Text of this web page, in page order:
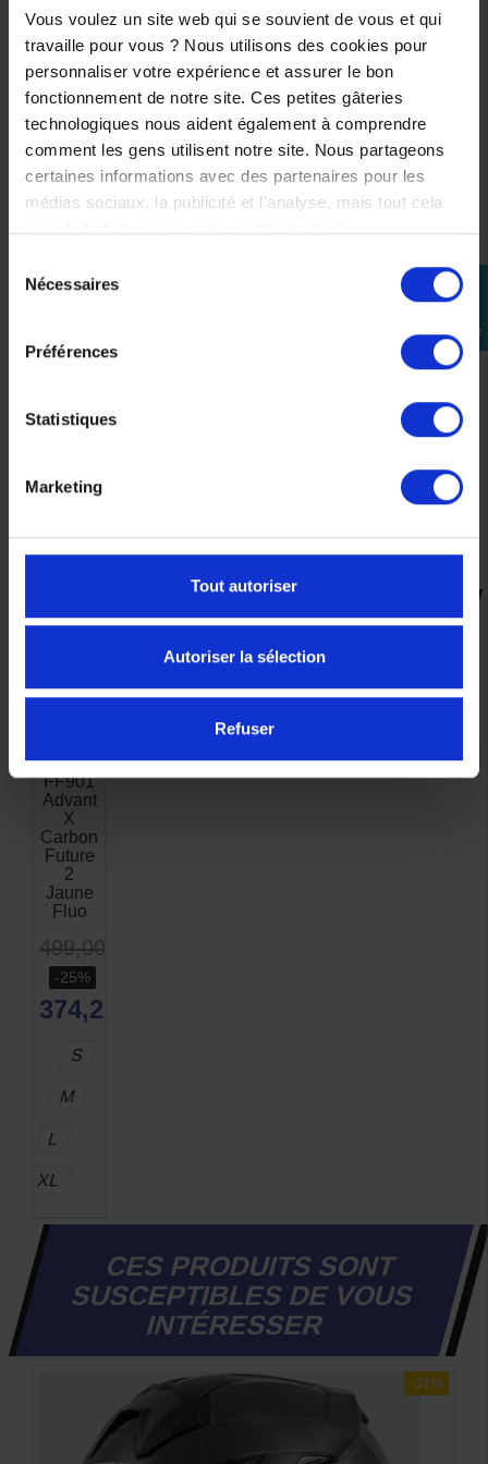
Vous voulez un site web qui se souvient de vous et qui
travaille pour vous ? Nous utilisons des cookies pour
personnaliser votre expérience et assurer le bon
fonctionnement de notre site. Ces petites gâteries
technologiques nous aident également à comprendre
comment les gens utilisent notre site. Nous partageons
certaines informations avec des partenaires pour les
médias sociaux, la publicité et l'analyse, mais tout cela
Nécessaires
Préférences
Statistiques
Marketing
Tout autoriser
Autoriser la sélection
Refuser
perm_identity
connecter
Système de démontage d’écran rapide
Vision Optimale : Pour une vision parfaite et sécurisante
la visière est construite en 3D Optical de Classe A en
polycarbonate, un matériau à haute résistance aux chocs
Equipé d'un Pare soleil intégré
VENTILATION
Event supérieur avant
Event de menton
Orifice d'échappement d'air à l'arrière
CONFORT
Doublure extrêmement confortable
Nouveau tissu hypoallergénique plus qualitatif, plus doux
pour un plus grand confort
Respirant et hypoallergénique
Casque prêt pour accueillir le nouveau Kit Bluetooth
vendu séparément
VOUS AIMEREZ AUSSI
-25%
LS2
FF901
Advant
X
Carbon
Future
2
Jaune
Fluo
499,00 €
-25%
374,25 €
S
M
L
XL
CES PRODUITS SONT
SUSCEPTIBLES DE VOUS
INTÉRESSER
-37%